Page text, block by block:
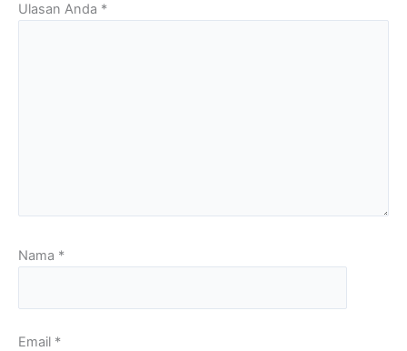
Ulasan Anda *
Nama *
Email *